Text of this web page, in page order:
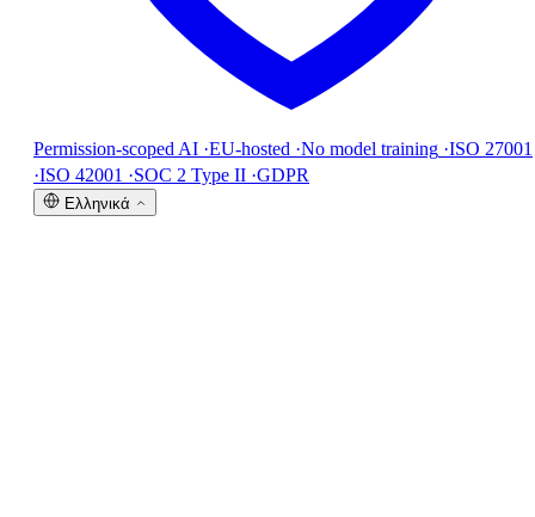
Permission-scoped AI ·EU-hosted ·No model training ·ISO 27001
·ISO 42001 ·SOC 2 Type II ·GDPR
Ελληνικά